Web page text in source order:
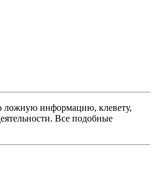
ложную информацию, клевету,
Все подобные